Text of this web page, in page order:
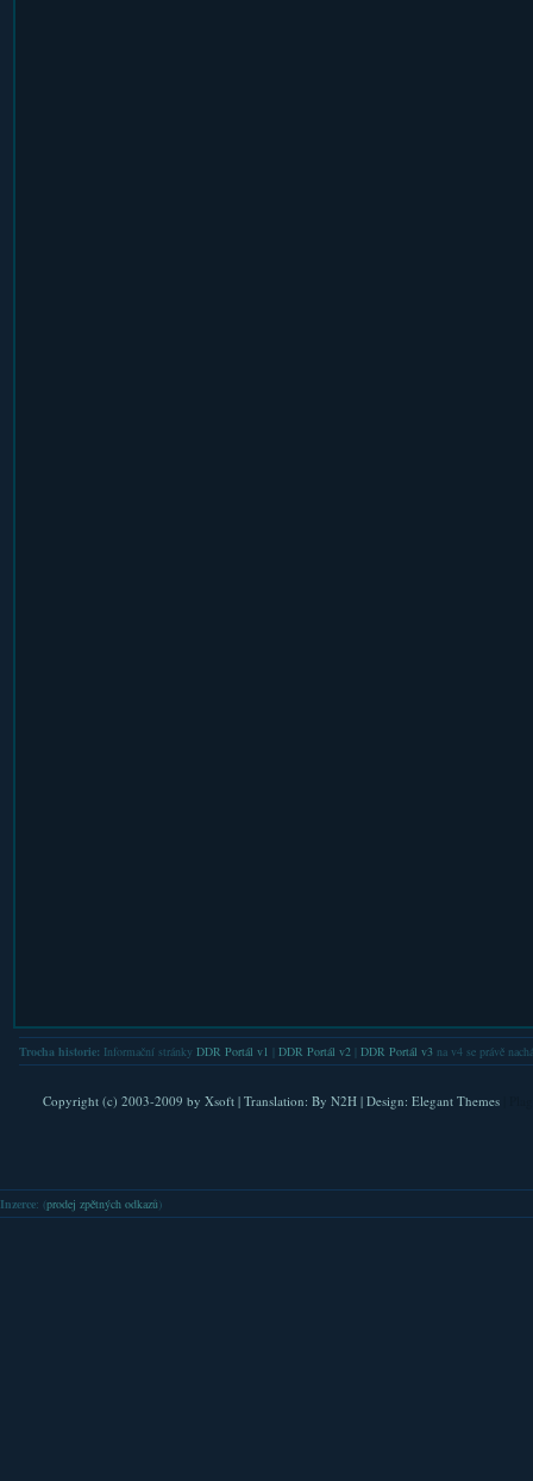
Trocha historie: Informační stránky DDR Portál v1 DDR Portál v2| DDR Portál v3na v4 se právě
Copyright (c) 2003-2009 by Xsoft| Translation: By N2H| Design: Elegant Themes
Inzerce: (prodej zpětných odkazů )